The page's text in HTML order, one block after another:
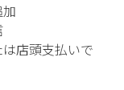
店頭支払いで